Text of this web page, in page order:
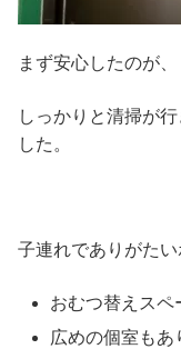
まず安心したのが、
しっかりと清掃が
した。
子連れでありがたい
おむつ替えスペ
広めの個室もあ